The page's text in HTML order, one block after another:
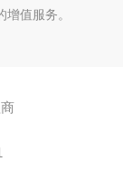
值服务。